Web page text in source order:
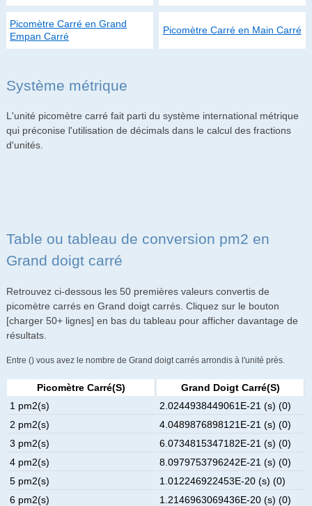
Picomètre Carré en Grand
Empan Carré
Picomètre Carré en Main Carré
Système métrique
L'unité picomètre carré fait parti du système international métrique
qui préconise l'utilisation de décimals dans le calcul des fractions
d'unités.
Table ou tableau de conversion pm2 en
Grand doigt carré
Retrouvez ci-dessous les 50 premières valeurs convertis de
picomètre carrés en Grand doigt carrés. Cliquez sur le bouton
[charger 50+ lignes] en bas du tableau pour afficher davantage de
résultats.
Entre () vous avez le nombre de Grand doigt carrés arrondis à l'unité près.
Picomètre Carré(s)
Grand Doigt Carré(s)
1 pm2(s)
2.0244938449061E-21 (s) (0)
2 pm2(s)
4.0489876898121E-21 (s) (0)
3 pm2(s)
6.0734815347182E-21 (s) (0)
4 pm2(s)
8.0979753796242E-21 (s) (0)
5 pm2(s)
1.012246922453E-20 (s) (0)
6 pm2(s)
1.2146963069436E-20 (s) (0)